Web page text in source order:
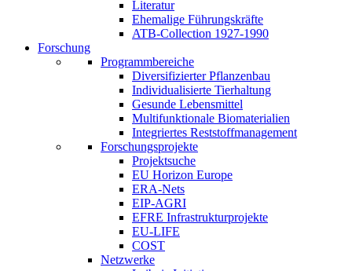
Literatur
Ehemalige Führungskräfte
ATB-Collection 1927-1990
Forschung
Programmbereiche
Diversifizierter Pflanzenbau
Individualisierte Tierhaltung
Gesunde Lebensmittel
Multifunktionale Biomaterialien
Integriertes Reststoffmanagement
Forschungsprojekte
Projektsuche
EU Horizon Europe
ERA-Nets
EIP-AGRI
EFRE Infrastrukturprojekte
EU-LIFE
COST
Netzwerke